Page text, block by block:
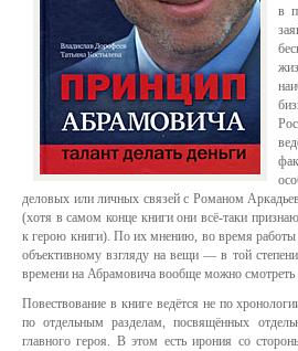
в
деловых или личных связей с Романом
(хотя в самом конце книги они всё-таки
к герою книги). По их мнению, во время работы
объективному взгляду на вещи — в той
времени на Абрамовича вообще можно смотреть
Повествование в книге ведётся не по
по отдельным разделам, посвящённых
главного героя. В этом есть ирония со